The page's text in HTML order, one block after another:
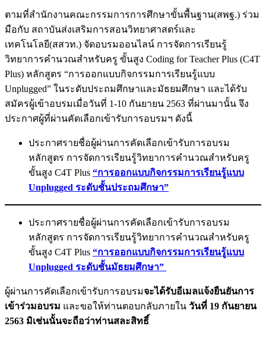
ตามที่สำนักงานคณะกรรมการการศึกษาขั้นพื้นฐาน(สพฐ.) ร่วม
มือกับ สถาบันส่งเสริมการสอนวิทยาศาสตร์และ
เทคโนโลยี(สสวท.) จัดอบรมออนไลน์ การจัดการเรียนรู้
วิทยาการคำนวณสำหรับครู ขั้นสูง Coding for Teacher Plus (C4T
Plus) หลักสูตร “การออกแบบกิจกรรมการเรียนรู้แบบ
Unplugged” ในระดับประถมศึกษาและมัธยมศึกษา และได้รับ
สมัครผู้เข้าอบรมเมื่อวันที่ 1-10 กันยายน 2563 ที่ผ่านมานั้น จึง
ประกาศผู้ที่ผ่านคัดเลือกเข้ารับการอบรมฯ ดังนี้
ประกาศรายชื่อผู้ผ่านการคัดเลือกเข้ารับการอบรม
หลักสูตร การจัดการเรียนรู้วิทยาการคำนวณสำหรับครู
ขั้นสูง C4T Plus “การออกแบบกิจกรรมการเรียนรู้แบบ
Unplugged ระดับชั้นประถมศึกษา”
ประกาศรายชื่อผู้ผ่านการคัดเลือกเข้ารับการอบรม
หลักสูตร การจัดการเรียนรู้วิทยาการคำนวณสำหรับครู
ขั้นสูง C4T Plus “การออกแบบกิจกรรมการเรียนรู้แบบ
Unplugged ระดับชั้นมัธยมศึกษา”
ผู้ผ่านการคัดเลือกเข้ารับการอบรมจะได้รับอีเมลแจ้งยืนยันการ
เข้าร่วมอบรม และขอให้ท่านตอบกลับภายใน วันที่ 19 กันยายน
2563 มิเช่นนั้นจะถือว่าท่านสละสิทธิ์